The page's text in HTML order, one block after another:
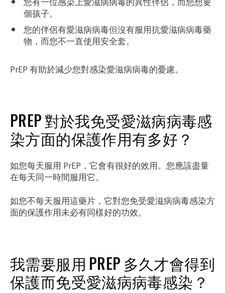
個孩子。
您的伴侶有愛滋病病毒但沒有服用抗愛滋病病毒藥
物，而您不一直使用安全套。
PrEP 有助於減少您對感染愛滋病病毒的憂慮。
PREP 對於我免受愛滋病病毒感
染方面的保護作用有多好？
如您每天服用 PrEP，它會有很好的效用。您應該盡量
在每天同一時間服用它。
如您不每天服用這藥片，它對您免受愛滋病病毒感染方
面的保護作用未必有同樣好的功效。
我需要服用 PREP 多久才會得到
保護而免受愛滋病病毒感染？